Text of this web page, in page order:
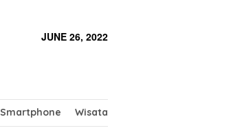
JUNE 26, 2022
Smartphone Wisata